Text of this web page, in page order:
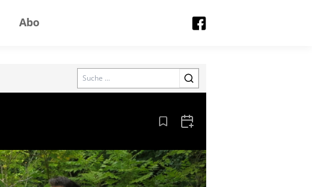
Abo
Search
Aus den Lesezeichen entfernen
Zum Kalender hinzufügen